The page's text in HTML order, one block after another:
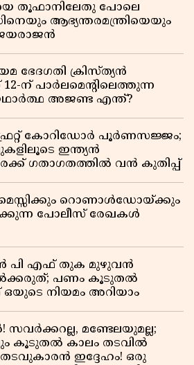
തൂഫാനിലേതു പോലെ
ആഭ്യന്തരമന്ത്രിയെയും
ജയരാജൻ
ക്രിസ്ത്യൻ
ന് പാർലമെന്റിലെത്തുന്ന
യഥാർത്ഥ അജണ്ട എന്ത്?
കോറിഡോർ പൂർണസജ്ജം;
ഇന്ത്യൻ
ഗതാഗതത്തിൽ വൻ കുതിപ്പ്
മെസ്സിക്കും റൊണാൾഡോയ്ക്കും
പോലീസ് രേഖകൾ
പി എഫ് തുക മുഴുവൻ
പണം കൂടുതൽ
നിയമം അറിയാം
സവർക്കറല്ല, മണ്ടേലയുമല്ല;
കൂടുതൽ കാലം തടവിൽ
തടവുകാരൻ ഇദ്ദേഹം! ഒരു